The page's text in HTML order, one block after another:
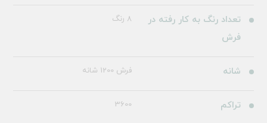
تعداد رنگ به کار رفته در
فرش
8 رنگ
شانه فرش 1200 شانه
تراکم 3600